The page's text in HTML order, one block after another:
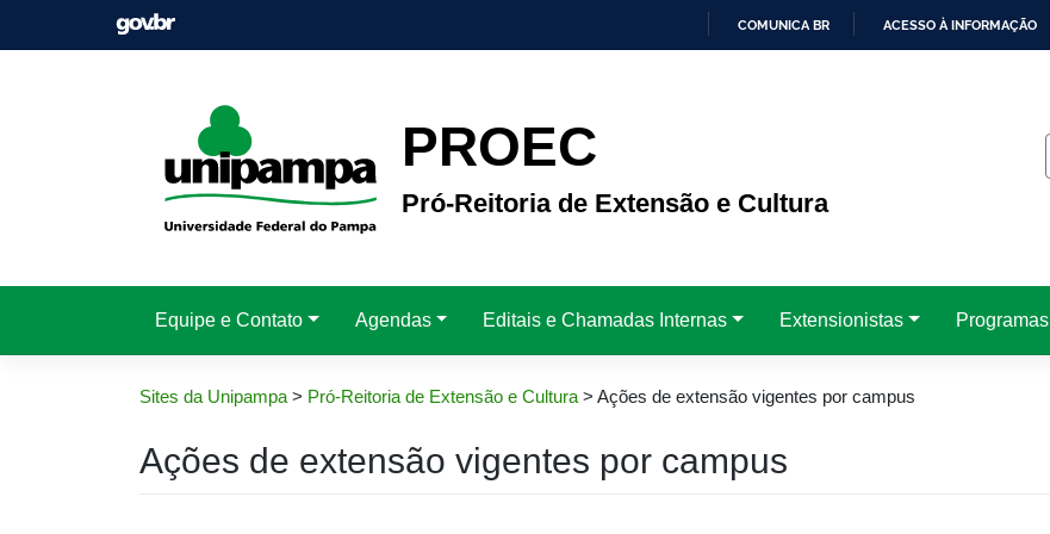
COMUNICA BR ACESSO À INFORMAÇÃO
PROEC
Pró-Reitoria de Extensão e Cultura
Equipe e Contato Agendas Editais e Chamadas Internas Extensionistas Programas
Sites da Unipampa> Pró-Reitoria de Extensão e Cultura> Ações de extensão vigentes por campus
Ações de extensão vigentes por campus